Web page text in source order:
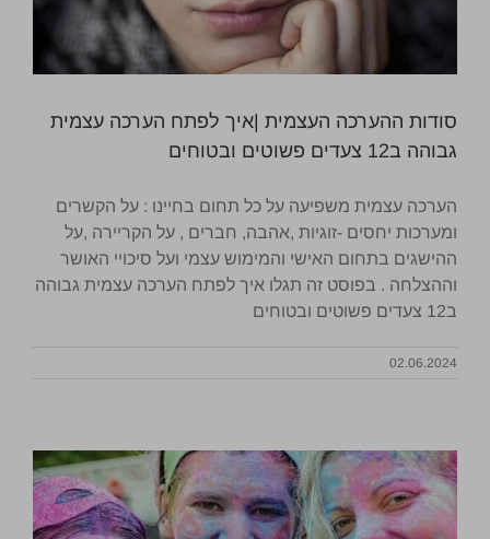
סודות ההערכה העצמית |איך לפתח הערכה עצמית
גבוהה ב12 צעדים פשוטים ובטוחים
הערכה עצמית משפיעה על כל תחום בחיינו : על הקשרים
ומערכות יחסים -זוגיות ,אהבה, חברים , על הקריירה ,על
ההישגים בתחום האישי והמימוש עצמי ועל סיכויי האושר
וההצלחה . בפוסט זה תגלו איך לפתח הערכה עצמית גבוהה
ב12 צעדים פשוטים ובטוחים
02.06.2024